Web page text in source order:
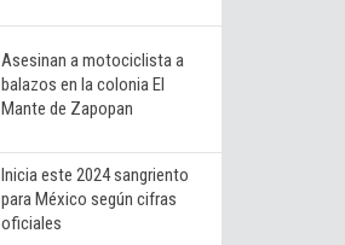
Asesinan a motociclista a
balazos en la colonia El
Mante de Zapopan
Inicia este 2024 sangriento
para México según cifras
oficiales